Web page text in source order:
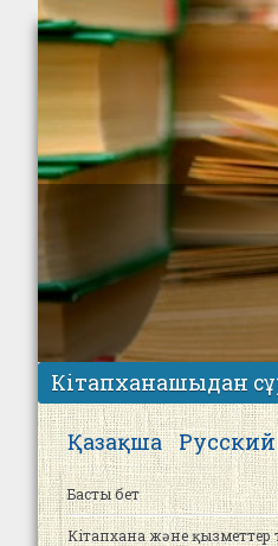
Кітапханашыдан
Қазақша Русский
Басты бет
Кітапхана және қызметтер